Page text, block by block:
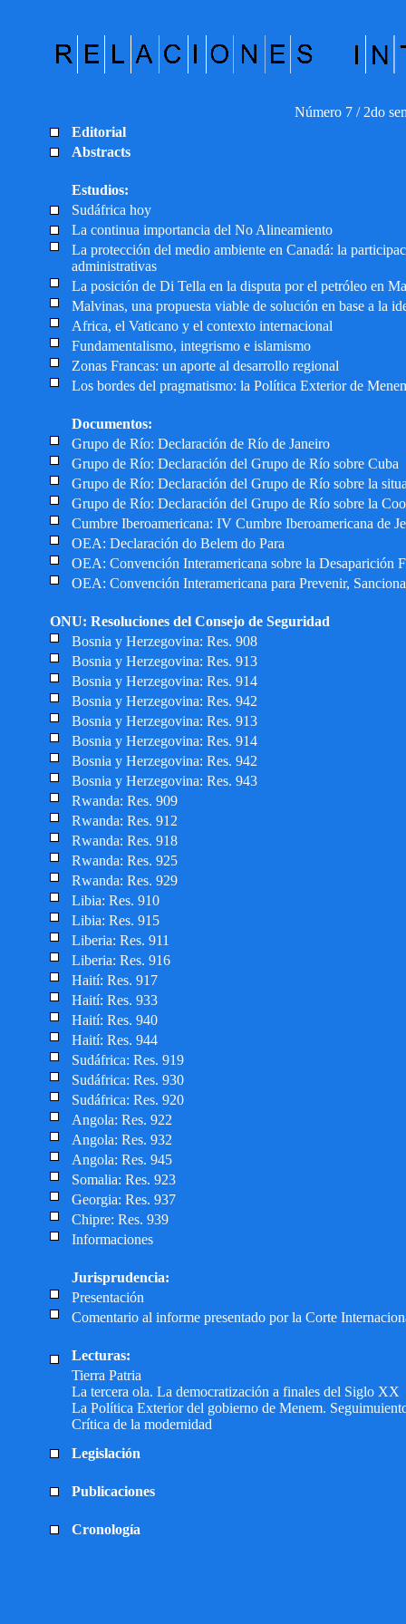
Número 7 / 2do
Editorial
Abstracts
Estudios:
Sudáfrica hoy
La continua importancia del No Alineamiento
La protección del medio ambiente en Canadá: la
administrativas
La posición de Di Tella en la disputa por el petróleo en
Malvinas, una propuesta viable de solución en base a la
Africa, el Vaticano y el contexto internacional
Fundamentalismo, integrismo e islamismo
Zonas Francas: un aporte al desarrollo regional
Los bordes del pragmatismo: la Política Exterior de
Documentos:
Grupo de Río: Declaración de Río de Janeiro
Grupo de Río: Declaración del Grupo de Río sobre Cuba
Grupo de Río: Declaración del Grupo de Río sobre la
Grupo de Río: Declaración del Grupo de Río sobre la
Cumbre Iberoamericana: IV Cumbre Iberoamericana de
OEA: Declaración do Belem do Para
OEA: Convención Interamericana sobre la Desaparición
OEA: Convención Interamericana para Prevenir,
ONU: Resoluciones del Consejo de Seguridad
Bosnia y Herzegovina: Res. 908
Bosnia y Herzegovina: Res. 913
Bosnia y Herzegovina: Res. 914
Bosnia y Herzegovina: Res. 942
Bosnia y Herzegovina: Res. 913
Bosnia y Herzegovina: Res. 914
Bosnia y Herzegovina: Res. 942
Bosnia y Herzegovina: Res. 943
Rwanda: Res. 909
Rwanda: Res. 912
Rwanda: Res. 918
Rwanda: Res. 925
Rwanda: Res. 929
Libia: Res. 910
Libia: Res. 915
Liberia: Res. 911
Liberia: Res. 916
Haití: Res. 917
Haití: Res. 933
Haití: Res. 940
Haití: Res. 944
Sudáfrica: Res. 919
Sudáfrica: Res. 930
Sudáfrica: Res. 920
Angola: Res. 922
Angola: Res. 932
Angola: Res. 945
Somalia: Res. 923
Georgia: Res. 937
Chipre: Res. 939
Informaciones
Jurisprudencia:
Presentación
Comentario al informe presentado por la Corte
Lecturas:
Tierra Patria
La tercera ola. La democratización a finales del Siglo XX
La Política Exterior del gobierno de Menem.
Crítica de la modernidad
Legislación
Publicaciones
Cronología